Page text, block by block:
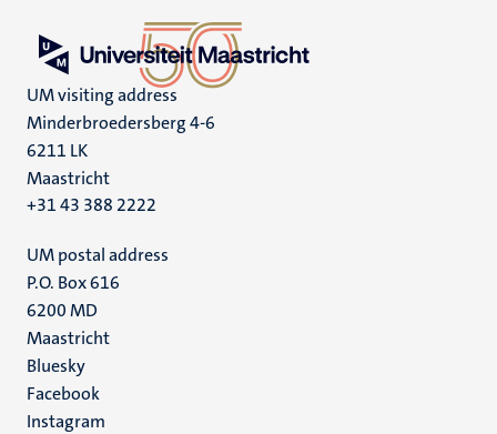
UM visiting address
Minderbroedersberg 4-6
6211 LK
Maastricht
+31 43 388 2222
UM postal address
P.O. Box 616
6200 MD
Maastricht
Social
media
Bluesky
Facebook
Instagram